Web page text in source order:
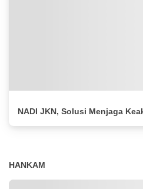
NADI JKN, Solusi Menjaga
HANKAM